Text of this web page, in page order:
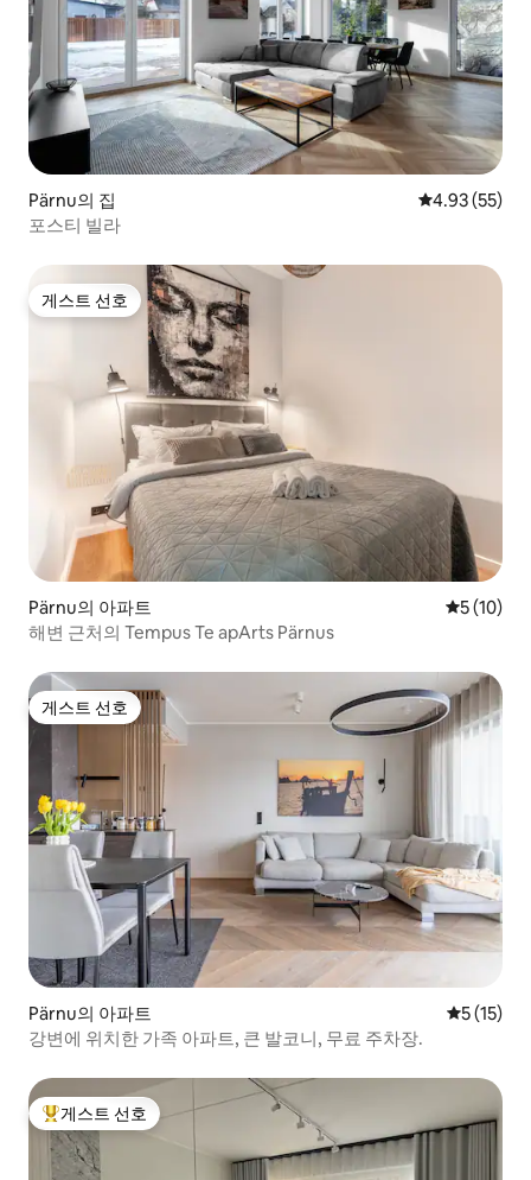
Pärnu의 집 평점 4.93점(5
4.93 (55)
포스티 빌라
게스트 선호
게스트 선호
Pärnu의 아파트 평점 5점
5 (10)
해변 근처의 Tempus Te apArts Pärnus
게스트 선호
게스트 선호
Pärnu의 아파트 평점 5점
5 (15)
강변에 위치한 가족 아파트, 큰 발코니, 무료 주차장.
상위 게스트 선호
게스트 선호